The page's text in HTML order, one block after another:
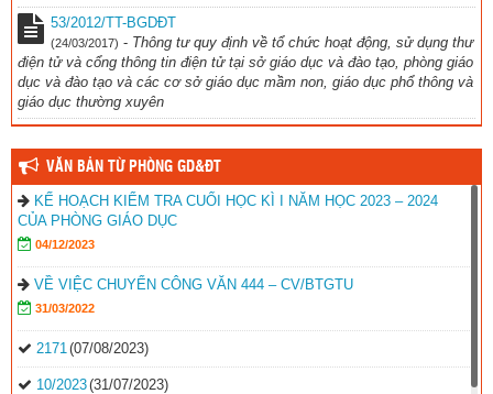
53/2012/TT-BGDĐT
(24/03/2017) - Thông tư quy định về tổ chức hoạt động, sử dụng thư
điện tử và cổng thông tin điện tử tại sở giáo dục và đào tạo, phòng giáo
dục và đào tạo và các cơ sở giáo dục mầm non, giáo dục phổ thông và
giáo dục thường xuyên
VĂN BẢN TỪ PHÒNG GD&ĐT
KẾ HOẠCH KIỂM TRA CUỐI HỌC KÌ I NĂM HỌC 2023 – 2024
CỦA PHÒNG GIÁO DỤC
04/12/2023
VỀ VIỆC CHUYỂN CÔNG VĂN 444 – CV/BTGTU
31/03/2022
2171 (07/08/2023)
10/2023(31/07/2023)